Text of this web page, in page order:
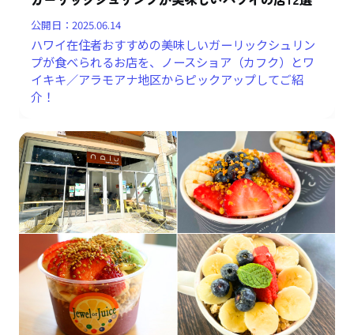
公開日：2025.06.14
ハワイ在住者おすすめの美味しいガーリックシュリン
プが食べられるお店を、ノースショア（カフク）とワ
イキキ／アラモアナ地区からピックアップしてご紹
介！